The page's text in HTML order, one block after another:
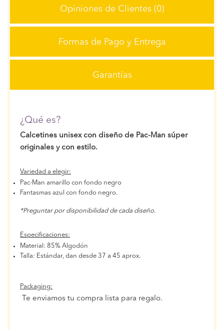
Opiniones de Clientes (0)
Formas de Pago y Entrega
Garantías
¿Qué es?
Calcetines unisex con diseño de Pac-Man súper
originales y con estilo.
Variedad a elegir:
Pac-Man amarillo con fondo negro
Fantasmas azul con fondo negro.
*Preguntar por disponibilidad de cada diseño.
Especificaciones:
Material: 85% Algodón
Talla: Estándar, dan desde 37 a 45 aprox.
Packaging:
Te enviamos tu compra lista para regalo.